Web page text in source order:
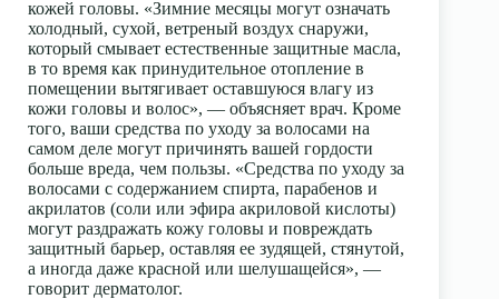
кожей головы. «Зимние месяцы могут означать
холодный, сухой, ветреный воздух снаружи,
который смывает естественные защитные масла,
в то время как принудительное отопление в
помещении вытягивает оставшуюся влагу из
кожи головы и волос», — объясняет врач. Кроме
того, ваши средства по уходу за волосами на
самом деле могут причинять вашей гордости
больше вреда, чем пользы. «Средства по уходу за
волосами с содержанием спирта, парабенов и
акрилатов (соли или эфира акриловой кислоты)
могут раздражать кожу головы и повреждать
защитный барьер, оставляя ее зудящей, стянутой,
а иногда даже красной или шелушащейся», —
говорит дерматолог.